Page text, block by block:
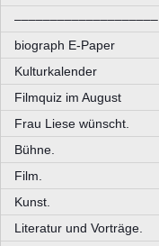
––––––––––––––––––––
biograph E-Paper
Kulturkalender
Filmquiz im August
Frau Liese wünscht.
Bühne.
Film.
Kunst.
Literatur und Vorträge.